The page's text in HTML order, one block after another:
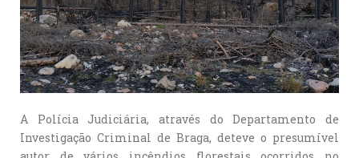
A Polícia Judiciária, através do Departamento de
Investigação Criminal de Braga, deteve o presumível